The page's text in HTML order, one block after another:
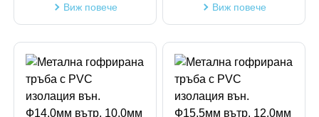
Виж повече
Виж повече